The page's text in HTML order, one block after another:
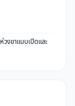
งขาแบบเปิดและ